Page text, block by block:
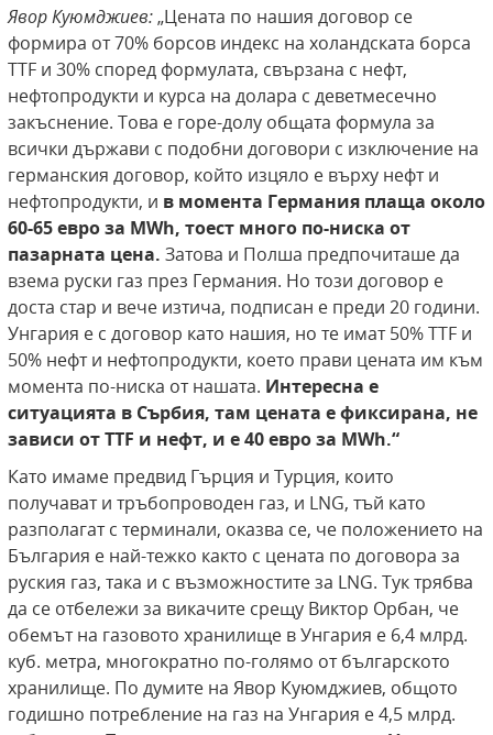
Явор Куюмджиев:„Цената по нашия договор се
формира от 70% борсов индекс на холандската борса
TTF и 30% според формулата, свързана с нефт,
нефтопродукти и курса на долара с деветмесечно
закъснение. Това е горе-долу общата формула за
всички държави с подобни договори с изключение на
германския договор, който изцяло е върху нефт и
нефтопродукти, и в момента Германия плаща около
60-65 евро за MWh, тоест много по-ниска от
пазарната цена. Затова и Полша предпочиташе да
взема руски газ през Германия. Но този договор е
доста стар и вече изтича, подписан е преди 20 години.
Унгария е с договор като нашия, но те имат 50% TTF и
50% нефт и нефтопродукти, което прави цената им към
момента по-ниска от нашата. Интересна е
ситуацията в Сърбия, там цената е фиксирана, не
зависи отTTF и нефт, и е 40 евро за MWh.“
Като имаме предвид Гърция и Турция, които
получават и тръбопроводен газ, и LNG, тъй като
разполагат с терминали, оказва се, че положението на
България е най-тежко както с цената по договора за
руския газ, така и с възможностите за LNG. Тук трябва
да се отбележи за викачите срещу Виктор Орбан, че
обемът на газовото хранилище в Унгария е 6,4 млрд.
куб. метра, многократно по-голямо от българското
хранилище. По думите на Явор Куюмджиев, общото
годишно потребление на газ на Унгария е 4,5 млрд.